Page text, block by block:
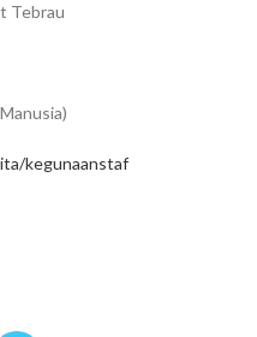
Tebrau
kegunaanstaf